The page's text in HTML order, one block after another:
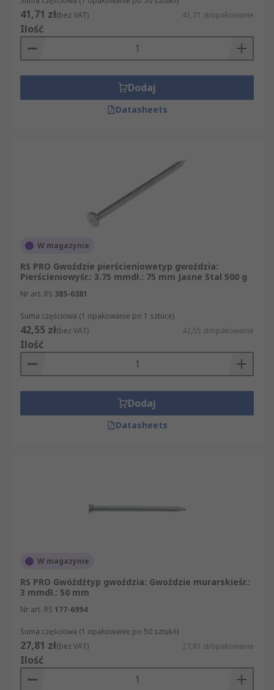
41,71 zł(bez VAT) 41,71 zł/opakowanie
Ilość
Dodaj
Datasheets
W magazynie
RS PRO Gwoździe pierścieniowetyp gwoździa:
Pierścieniowyśr.: 3.75 mmdł.: 75 mm Jasne Stal 500 g
Nr art. RS 385-0381
Suma częściowa (1 opakowanie po 1 sztuce)
42,55 zł(bez VAT) 42,55 zł/opakowanie
Ilość
Dodaj
Datasheets
W magazynie
RS PRO Gwóźdźtyp gwoździa: Gwoździe murarskieśr.:
3 mmdł.: 50 mm
Nr art. RS 177-6994
Suma częściowa (1 opakowanie po 50 sztuk/i)
27,81 zł(bez VAT) 27,81 zł/opakowanie
Ilość